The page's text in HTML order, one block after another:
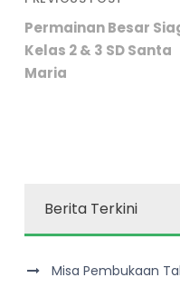
Permainan Besar
Kelas 2 & 3 SD Santa
Maria
Berita Terkini
Misa Pembukaan